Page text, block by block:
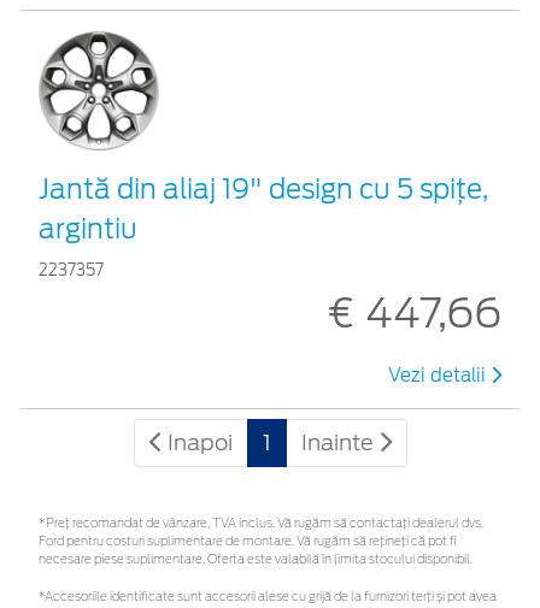
Jantă din aliaj 19" design cu 5 spiţe,
argintiu
2237357
€ 447,66
Vezi detalii
Inapoi 1 Inainte
*Preţ recomandat de vânzare, TVA inclus. Vă rugăm să contactaţi dealerul dvs.
Ford pentru costuri suplimentare de montare. Vă rugăm să rețineți că pot fi
necesare piese suplimentare. Oferta este valabilă în limita stocului disponibil.
*Accesoriile identificate sunt accesorii alese cu grijă de la furnizori terți și pot avea